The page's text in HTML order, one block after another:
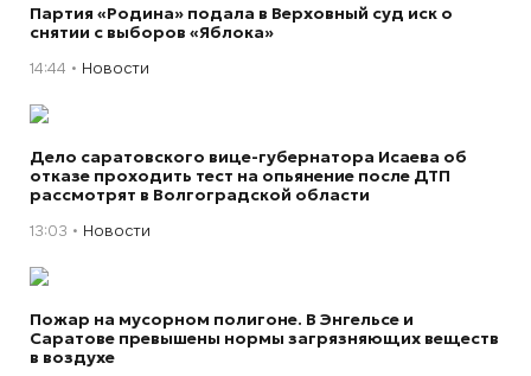
Партия «Родина» подала в Верховный суд иск о
снятии с выборов «Яблока»
14:44 Новости
Дело саратовского вице-губернатора Исаева об
отказе проходить тест на опьянение после ДТП
рассмотрят в Волгоградской области
13:03 Новости
Пожар на мусорном полигоне. В Энгельсе и
Саратове превышены нормы загрязняющих веществ
в воздухе